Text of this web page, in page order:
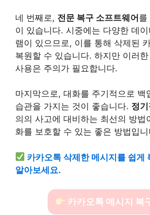
네 번째로, 전문 복구 소프트웨어를
이 있습니다. 시중에는 다양한 데
램이 있으므로, 이를 통해 삭제된
복원할 수 있습니다. 하지만 이러
사용은 주의가 필요합니다.
마지막으로, 대화를 주기적으로 백
습관을 가지는 것이 좋습니다. 정
의의 사고에 대비하는 최선의 방법
화를 보호할 수 있는 좋은 방법입니
카카오톡 삭제한 메시지를 쉽게
알아보세요.
카카오톡 메시지 복